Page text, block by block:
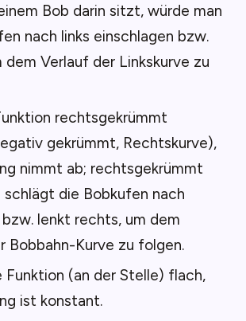
Bob darin sitzt, würde man
nach links einschlagen bzw.
dem Verlauf der Linkskurve zu
rechtsgekrümmt
gekrümmt, Rechtskurve),
nimmt ab; rechtsgekrümmt
schlägt die Bobkufen nach
lenkt rechts, um dem
Bobbahn-Kurve zu folgen.
Funktion (an der Stelle) flach,
ist konstant.